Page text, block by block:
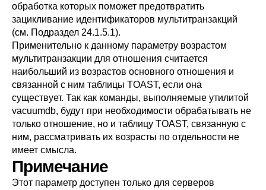
обработка которых поможет предотвратить
зацикливание идентификаторов мультитранзакций
(см. Подраздел 24.1.5.1).
Применительно к данному параметру возрастом
мультитранзакции для отношения считается
наибольший из возрастов основного отношения и
связанной с ним таблицы TOAST, если она
существует. Так как команды, выполняемые утилитой
vacuumdb, будут при необходимости обрабатывать не
только отношение, но и таблицу TOAST, связанную с
ним, рассматривать их возрасты по отдельности не
имеет смысла.
Примечание
Этот параметр доступен только для серверов